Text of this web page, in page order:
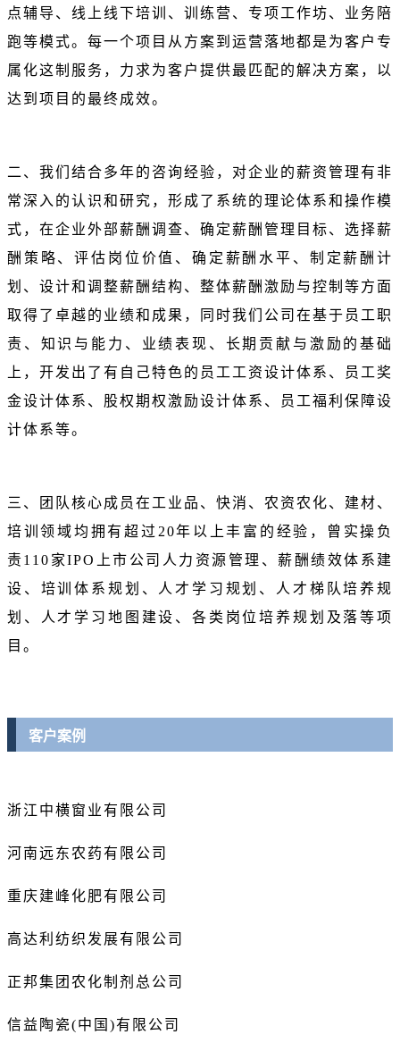
点辅导、线上线下培训、训练营、专项工作坊、业务陪
跑等模式。每一个项目从方案到运营落地都是为客户专
属化这制服务，力求为客户提供最匹配的解决方案，以
达到项目的最终成效。
二、我们结合多年的咨询经验，对企业的薪资管理有非
常深入的认识和研究，形成了系统的理论体系和操作模
式，在企业外部薪酬调查、确定薪酬管理目标、选择薪
酬策略、评估岗位价值、确定薪酬水平、制定薪酬计
划、设计和调整薪酬结构、整体薪酬激励与控制等方面
取得了卓越的业绩和成果，同时我们公司在基于员工职
责、知识与能力、业绩表现、长期贡献与激励的基础
上，开发出了有自己特色的员工工资设计体系、员工奖
金设计体系、股权期权激励设计体系、员工福利保障设
计体系等。
三、团队核心成员在工业品、快消、农资农化、建材、
培训领域均拥有超过20年以上丰富的经验，曾实操负
责110家IPO上市公司人力资源管理、薪酬绩效体系建
设、培训体系规划、人才学习规划、人才梯队培养规
划、人才学习地图建设、各类岗位培养规划及落等项
目。
客户案例
浙江中横窗业有限公司
河南远东农药有限公司
重庆建峰化肥有限公司
高达利纺织发展有限公司
正邦集团农化制剂总公司
信益陶瓷(中国)有限公司